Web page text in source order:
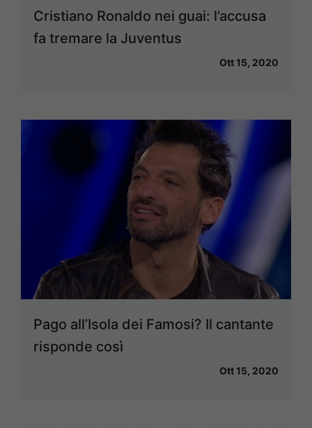
Cristiano Ronaldo nei guai: l’accusa
fa tremare la Juventus
Ott 15, 2020
Pago all’Isola dei Famosi? Il cantante
risponde così
Ott 15, 2020